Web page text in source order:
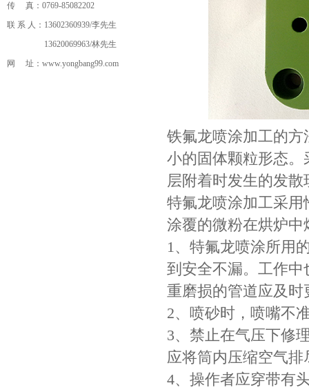
传 真：0769-85082202
联 系 人：13602360939/李先生
13620069963/林先生
网 址： www.yongbang99.com
铁氟龙喷涂加工的
小的固体颗粒形态
层附着时发生的发散
特氟龙喷涂加工采
涂覆的微粉在烘炉中
1、特氟龙喷涂所用
到安全不漏。工作
重磨损的管道应及
2、喷砂时，喷嘴不
3、禁止在气压下修
应将筒内压缩空气
4、操作者应穿带有